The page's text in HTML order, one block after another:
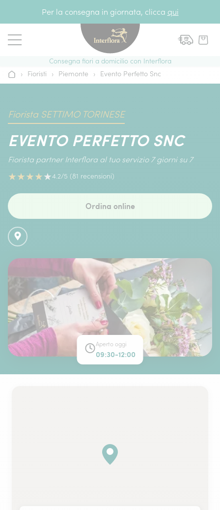
Per la consegna in giornata, clicca qui
Consegna fiori a domicilio con Interflora
Home› Fioristi › Piemonte › Evento Perfetto Snc
Fiorista SETTIMO TORINESE
EVENTO PERFETTO SNC
Fiorista partner Interflora al tuo servizio 7 giorni su 7
★★★★★4.2/5 (81 recensioni)
Ordina online
Aperto oggi
09:30-12:00